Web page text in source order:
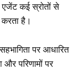
कई स्रोतों से
है।
पर आधारित
और परिणामों पर